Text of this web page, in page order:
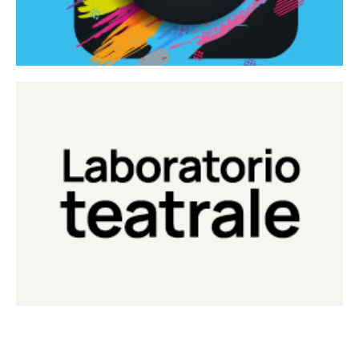
Laboratorio Teatrale
Laboratorio di teatro del Teatro Eduardo de Filippo
Continua